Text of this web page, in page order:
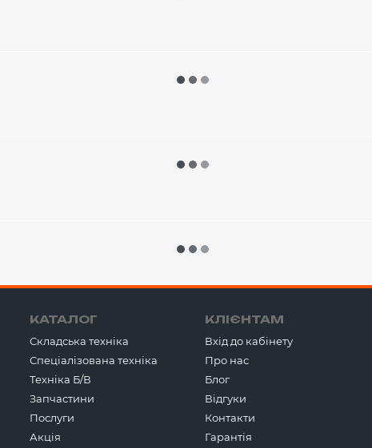
КАТАЛОГ
Складська техніка
Спеціалізована техніка
Техніка Б/В
Запчастини
Послуги
Акція
КЛІЄНТАМ
Вхід до кабінету
Про нас
Блог
Відгуки
Контакти
Гарантія